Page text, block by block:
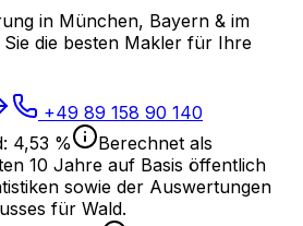
in München, Bayern & im
die besten Makler für Ihre
+49 89 158 90 140
: 4,53 %
Berechnet als
10 Jahre auf Basis öffentlich
sowie der Auswertungen
für Wald.